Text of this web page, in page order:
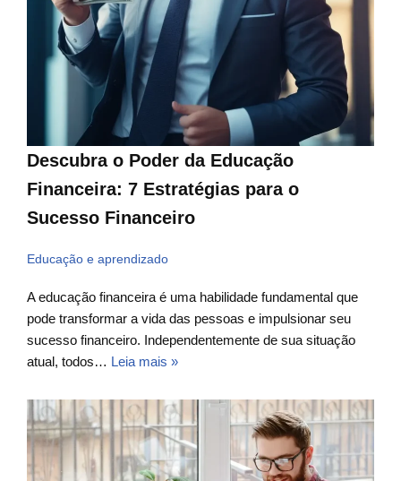
Descubra o Poder da Educação
Financeira: 7 Estratégias para o
Sucesso Financeiro
Educação e aprendizado
A educação financeira é uma habilidade fundamental que
pode transformar a vida das pessoas e impulsionar seu
sucesso financeiro. Independentemente de sua situação
atual, todos… Leia mais »